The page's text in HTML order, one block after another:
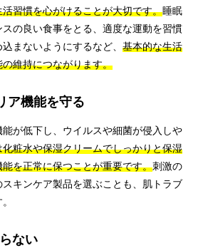
習慣を心がけることが大切です。睡眠
の良い食事をとる、適度な運動を習慣
まないようにするなど、 基本的な生活
維持につながります。
ア機能を守る
が低下し、ウイルスや細菌が侵入しや
化粧水や保湿クリームでしっかりと保湿
を正常に保つことが重要です。刺激の
キンケア製品を選ぶことも、肌トラブ
ない